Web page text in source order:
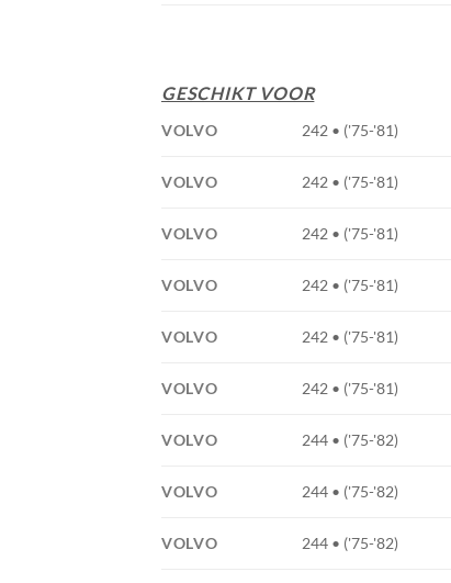
GESCHIKT VOOR
VOLVO 242 • ('75-'81)
VOLVO 242 • ('75-'81)
VOLVO 242 • ('75-'81)
VOLVO 242 • ('75-'81)
VOLVO 242 • ('75-'81)
VOLVO 242 • ('75-'81)
VOLVO 244 • ('75-'82)
VOLVO 244 • ('75-'82)
VOLVO 244 • ('75-'82)